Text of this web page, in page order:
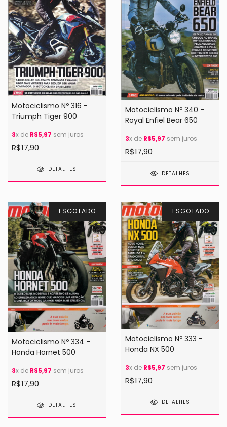
Motociclismo Nº 316 -
Triumph Tiger 900
3x de R$5,97 sem juros
R$17,90
DETALHES
Motociclismo Nº 340 -
Royal Enfiel Bear 650
3x de R$5,97 sem juros
R$17,90
DETALHES
ESGOTADO
Motociclismo Nº 334 -
Honda Hornet 500
3x de R$5,97 sem juros
R$17,90
DETALHES
ESGOTADO
Motociclismo Nº 333 -
Honda NX 500
3x de R$5,97 sem juros
R$17,90
DETALHES